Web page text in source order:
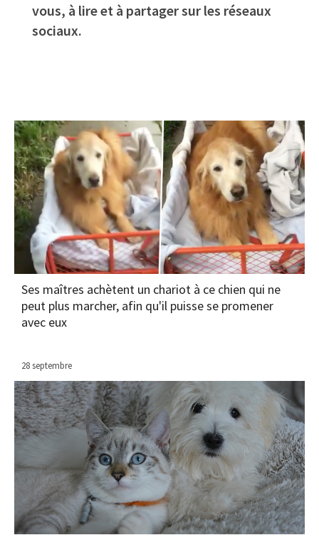
vous, à lire et à partager sur les réseaux
sociaux.
Ses maîtres achètent un chariot à ce chien qui ne
peut plus marcher, afin qu'il puisse se promener
avec eux
28 septembre